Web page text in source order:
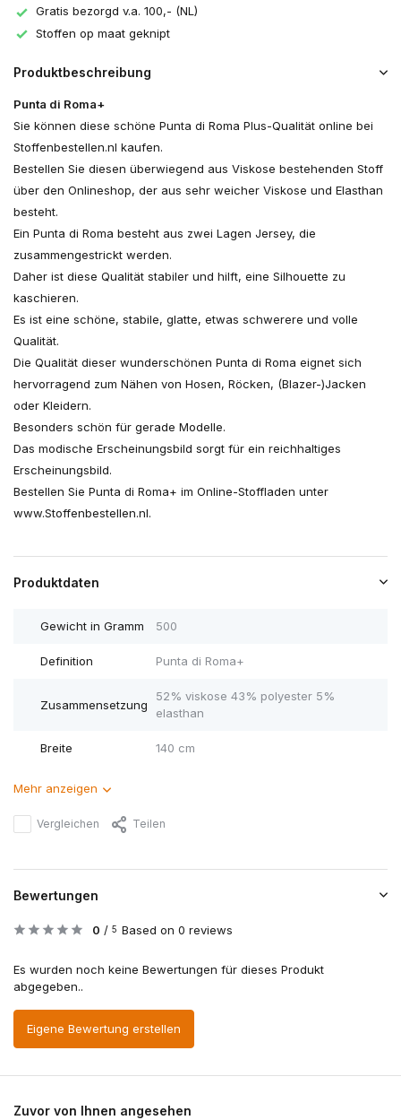
Gratis bezorgd v.a. 100,- (NL)
Stoffen op maat geknipt
Produktbeschreibung
Punta di Roma+
Sie können diese schöne Punta di Roma Plus-Qualität online bei
Stoffenbestellen.nl kaufen.
Bestellen Sie diesen überwiegend aus Viskose bestehenden Stoff
über den Onlineshop, der aus sehr weicher Viskose und Elasthan
besteht.
Ein Punta di Roma besteht aus zwei Lagen Jersey, die
zusammengestrickt werden.
Daher ist diese Qualität stabiler und hilft, eine Silhouette zu
kaschieren.
Es ist eine schöne, stabile, glatte, etwas schwerere und volle
Qualität.
Die Qualität dieser wunderschönen Punta di Roma eignet sich
hervorragend zum Nähen von Hosen, Röcken, (Blazer-)Jacken
oder Kleidern.
Besonders schön für gerade Modelle.
Das modische Erscheinungsbild sorgt für ein reichhaltiges
Erscheinungsbild.
Bestellen Sie Punta di Roma+ im Online-Stoffladen unter
www.Stoffenbestellen.nl.
Produktdaten
Gewicht in Gramm 500
Definition Punta di Roma+
Zusammensetzung
52% viskose 43% polyester 5%
elasthan
Breite 140 cm
Mehr anzeigen
Vergleichen Teilen
Bewertungen
0 / 5 Based on 0 reviews
Es wurden noch keine Bewertungen für dieses Produkt
abgegeben..
Eigene Bewertung erstellen
Zuvor von Ihnen angesehen